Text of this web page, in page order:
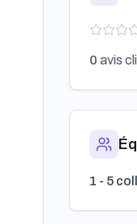
0 avis
1 - 5